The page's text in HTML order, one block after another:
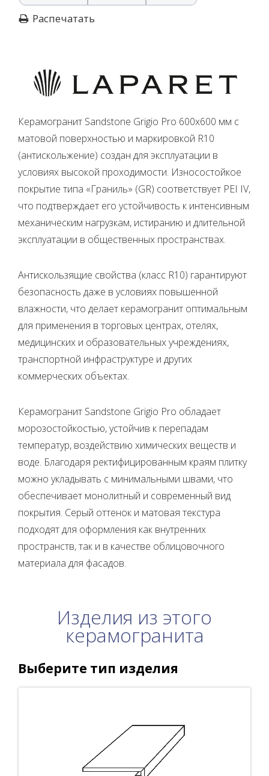
Распечатать
Керамогранит Sandstone Grigio Pro 600x600 мм с
матовой поверхностью и маркировкой R10
(антискольжение) создан для эксплуатации в
условиях высокой проходимости. Износостойкое
покрытие типа «Граниль» (GR) соответствует PEI IV,
что подтверждает его устойчивость к интенсивным
механическим нагрузкам, истиранию и длительной
эксплуатации в общественных пространствах.
Антискользящие свойства (класс R10) гарантируют
безопасность даже в условиях повышенной
влажности, что делает керамогранит оптимальным
для применения в торговых центрах, отелях,
медицинских и образовательных учреждениях,
транспортной инфраструктуре и других
коммерческих объектах.
Керамогранит Sandstone Grigio Pro обладает
морозостойкостью, устойчив к перепадам
температур, воздействию химических веществ и
воде. Благодаря ректифицированным краям плитку
можно укладывать с минимальными швами, что
обеспечивает монолитный и современный вид
покрытия. Серый оттенок и матовая текстура
подходят для оформления как внутренних
пространств, так и в качестве облицовочного
материала для фасадов.
Изделия из этого
керамогранита
Выберите тип изделия